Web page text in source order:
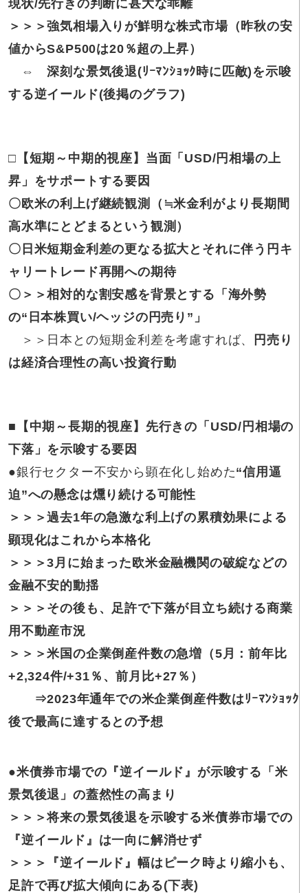
現状/先行きの判断に甚大な乖離
＞＞＞強気相場入りが鮮明な株式市場（昨秋の安
値からS&P500は20％超の上昇）
⇔ 深刻な景気後退(ﾘｰﾏﾝｼｮｯｸ時に匹敵)を示唆
する逆イールド(後掲のグラフ)
□【短期～中期的視座】当面「USD/円相場の上
昇」をサポートする要因
〇欧米の利上げ継続観測（≒米金利がより長期間
高水準にとどまるという観測）
〇日米短期金利差の更なる拡大とそれに伴う円キ
ャリートレード再開への期待
〇＞＞相対的な割安感を背景とする「海外勢
の“日本株買い/ヘッジの円売り”」
＞＞日本との短期金利差を考慮すれば、
円売り
は経済合理性の高い投資行動
■【中期～長期的視座】先行きの「USD/円相場の
下落」を示唆する要因
●銀行セクター不安から顕在化し始めた“信用逼
迫”への懸念は燻り続ける可能性
＞＞＞過去1年の急激な利上げの累積効果による
顕現化はこれから本格化
＞＞＞3月に始まった欧米金融機関の破綻などの
金融不安的動揺
＞＞＞その後も、足許で下落が目立ち続ける商業
用不動産市況
＞＞＞米国の企業倒産件数の急増（5月：前年比
+2,324件/+31％、前月比+27％）
⇒2023年通年での米企業倒産件数はﾘｰﾏﾝｼｮｯｸ
後で最高に達するとの予想
●米債券市場での『逆イールド』が示唆する「米
景気後退」の蓋然性の高まり
＞＞＞将来の景気後退を示唆する米債券市場での
『逆イールド』は一向に解消せず
＞＞＞『逆イールド』幅はピーク時より縮小も、
足許で再び拡大傾向にある(下表)